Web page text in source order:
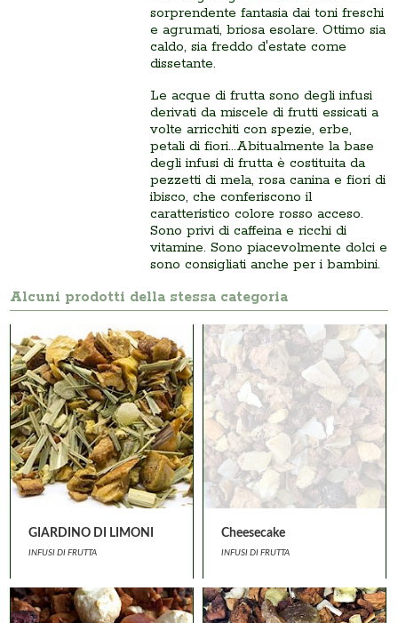
sorprendente fantasia dai toni freschi
e agrumati, briosa esolare. Ottimo sia
caldo, sia freddo d'estate come
dissetante.
Le acque di frutta sono degli infusi
derivati da miscele di frutti essicati a
volte arricchiti con spezie, erbe,
petali di fiori...Abitualmente la base
degli infusi di frutta è costituita da
pezzetti di mela, rosa canina e fiori di
ibisco, che conferiscono il
caratteristico colore rosso acceso.
Sono privi di caffeina e ricchi di
vitamine. Sono piacevolmente dolci e
sono consigliati anche per i bambini.
Alcuni prodotti della stessa categoria
GIARDINO DI LIMONI
INFUSI DI FRUTTA
Cheesecake
INFUSI DI FRUTTA